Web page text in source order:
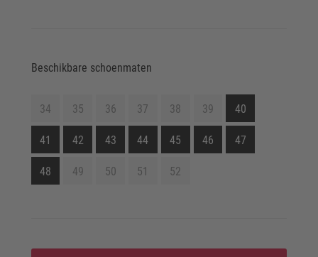
Beschikbare schoenmaten
34 35 36 37 38 39 40
41 42 43 44 45 46 47
48 49 50 51 52